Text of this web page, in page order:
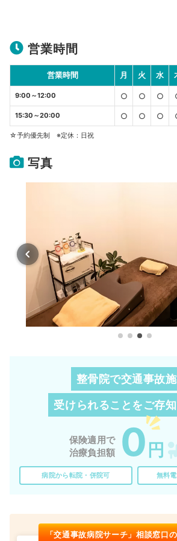
営業時間
営業時間 月 火 水
9:00～12:00 ○ ○ ○
15:30～20:00 ○ ○ ○
☆予約優先制 ※定休：日祝
写真
整骨院で交通事故
受けられることをご存
保険適用で
治療負担額
0 円
病院から転院・併院可 無料
「交通事故病院サーチ」相談窓口